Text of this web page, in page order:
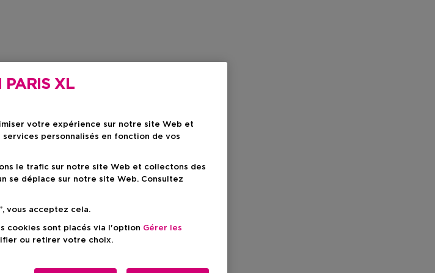
PARIS XL
votre expérience sur notre site Web et
personnalisés en fonction de vos
le trafic sur notre site Web et collectons des
se déplace sur notre site Web. Consultez
vous acceptez cela.
cookies sont placés via l'option Gérer les
ou retirer votre choix.